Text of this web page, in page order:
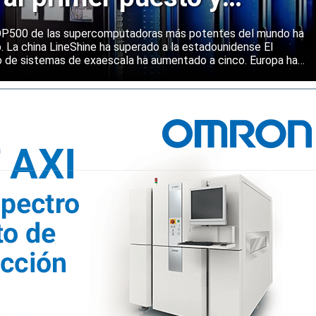
una posición sólida
de las supercomputadoras más potentes del mundo ha
china LineShine ha superado a la estadounidense El
sistemas de exaescala ha aumentado a cinco. Europa ha